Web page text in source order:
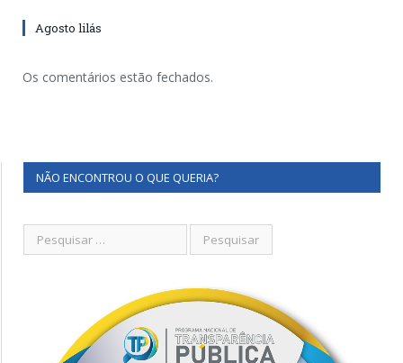
Agosto lilás
Os comentários estão fechados.
NÃO ENCONTROU O QUE QUERIA?